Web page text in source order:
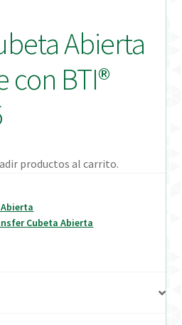
Abierta
con BTI®
productos al carrito.
Cubeta Abierta